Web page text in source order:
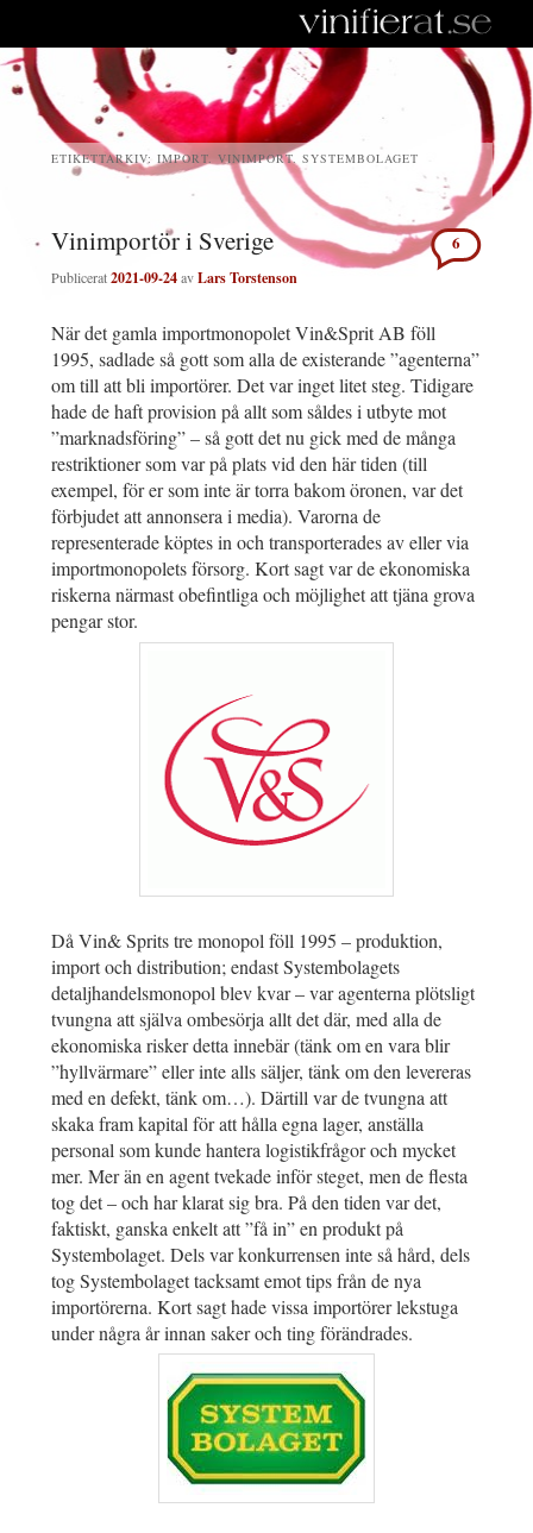
ETIKETTARKIV: IMPORT. VINIMPORT. SYSTEMBOLAGET
Vinimportör i Sverige
Publicerat2021-09-24avLars Torstenson
6
När det gamla importmonopolet Vin&Sprit AB föll
1995, sadlade så gott som alla de existerande ”agenterna”
om till att bli importörer. Det var inget litet steg. Tidigare
hade de haft provision på allt som såldes i utbyte mot
”marknadsföring” – så gott det nu gick med de många
restriktioner som var på plats vid den här tiden (till
exempel, för er som inte är torra bakom öronen, var det
förbjudet att annonsera i media). Varorna de
representerade köptes in och transporterades av eller via
importmonopolets försorg. Kort sagt var de ekonomiska
riskerna närmast obefintliga och möjlighet att tjäna grova
pengar stor.
Då Vin& Sprits tre monopol föll 1995 – produktion,
import och distribution; endast Systembolagets
detaljhandelsmonopol blev kvar – var agenterna plötsligt
tvungna att själva ombesörja allt det där, med alla de
ekonomiska risker detta innebär (tänk om en vara blir
”hyllvärmare” eller inte alls säljer, tänk om den levereras
med en defekt, tänk om…). Därtill var de tvungna att
skaka fram kapital för att hålla egna lager, anställa
personal som kunde hantera logistikfrågor och mycket
mer. Mer än en agent tvekade inför steget, men de flesta
tog det – och har klarat sig bra. På den tiden var det,
faktiskt, ganska enkelt att ”få in” en produkt på
Systembolaget. Dels var konkurrensen inte så hård, dels
tog Systembolaget tacksamt emot tips från de nya
importörerna. Kort sagt hade vissa importörer lekstuga
under några år innan saker och ting förändrades.